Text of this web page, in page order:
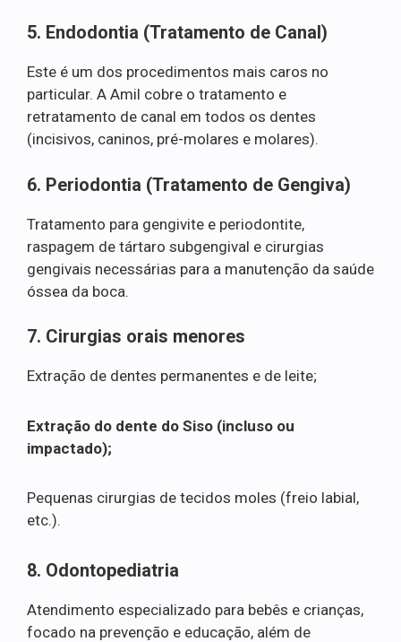
5. Endodontia (Tratamento de Canal)
Este é um dos procedimentos mais caros no
particular. A Amil cobre o tratamento e
retratamento de canal em todos os dentes
(incisivos, caninos, pré-molares e molares).
6. Periodontia (Tratamento de Gengiva)
Tratamento para gengivite e periodontite,
raspagem de tártaro subgengival e cirurgias
gengivais necessárias para a manutenção da saúde
óssea da boca.
7. Cirurgias orais menores
Extração de dentes permanentes e de leite;
Extração do dente do Siso (incluso ou
impactado);
Pequenas cirurgias de tecidos moles (freio labial,
etc.).
8. Odontopediatria
Atendimento especializado para bebês e crianças,
focado na prevenção e educação, além de